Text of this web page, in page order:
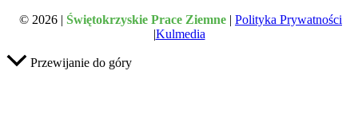
© 2026 | Świętokrzyskie Prace Ziemne | Polityka Prywatności
|Kulmedia
Przewijanie do góry